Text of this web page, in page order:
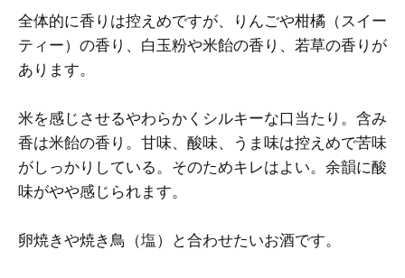
全体的に香りは控えめですが、りんごや柑橘（スイー
ティー）の香り、白玉粉や米飴の香り、若草の香りが
あります。
米を感じさせるやわらかくシルキーな口当たり。含み
香は米飴の香り。甘味、酸味、うま味は控えめで苦味
がしっかりしている。そのためキレはよい。余韻に酸
味がやや感じられます。
卵焼きや焼き鳥（塩）と合わせたいお酒です。